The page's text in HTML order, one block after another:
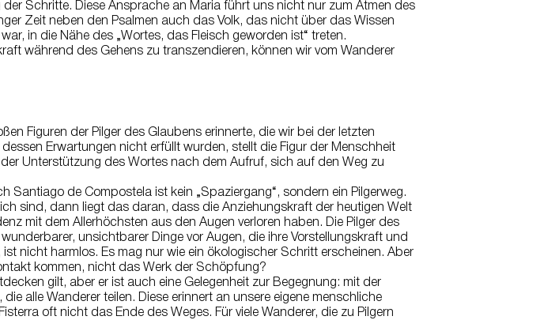
Schritte. Diese Ansprache an Maria führt uns nicht nur zum Atmen des
Zeit neben den Psalmen auch das Volk, das nicht über das Wissen
in die Nähe des „Wortes, das Fleisch geworden ist“ treten.
während des Gehens zu transzendieren, können wir vom Wanderer
Figuren der Pilger des Glaubens erinnerte, die wir bei der letzten
Erwartungen nicht erfüllt wurden, stellt die Figur der Menschheit
Unterstützung des Wortes nach dem Aufruf, sich auf den Weg zu
de Compostela ist kein „Spaziergang“, sondern ein Pilgerweg.
sind, dann liegt das daran, dass die Anziehungskraft der heutigen Welt
mit dem Allerhöchsten aus den Augen verloren haben. Die Pilger des
unsichtbarer Dinge vor Augen, die ihre Vorstellungskraft und
nicht harmlos. Es mag nur wie ein ökologischer Schritt erscheinen. Aber
kommen, nicht das Werk der Schöpfung?
gilt, aber er ist auch eine Gelegenheit zur Begegnung: mit der
alle Wanderer teilen. Diese erinnert an unsere eigene menschliche
oft nicht das Ende des Weges. Für viele Wanderer, die zu Pilgern